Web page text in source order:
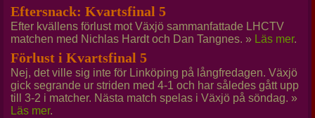
Eftersnack: Kvartsfinal 5
Efter kvällens förlust mot Växjö sammanfattade LHCTV
matchen med Nichlas Hardt och Dan Tangnes. » Läs mer.
Förlust i Kvartsfinal 5
Nej, det ville sig inte för Linköping på långfredagen. Växjö
gick segrande ur striden med 4-1 och har således gått upp
till 3-2 i matcher. Nästa match spelas i Växjö på söndag. »
Läs mer.